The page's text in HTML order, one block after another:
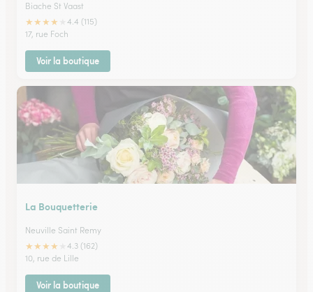
Biache St Vaast
★★★★
4.4 (115)
17, rue Foch
Voir la boutique
La Bouquetterie
Neuville Saint Remy
★★★★
4.3 (162)
10, rue de Lille
Voir la boutique